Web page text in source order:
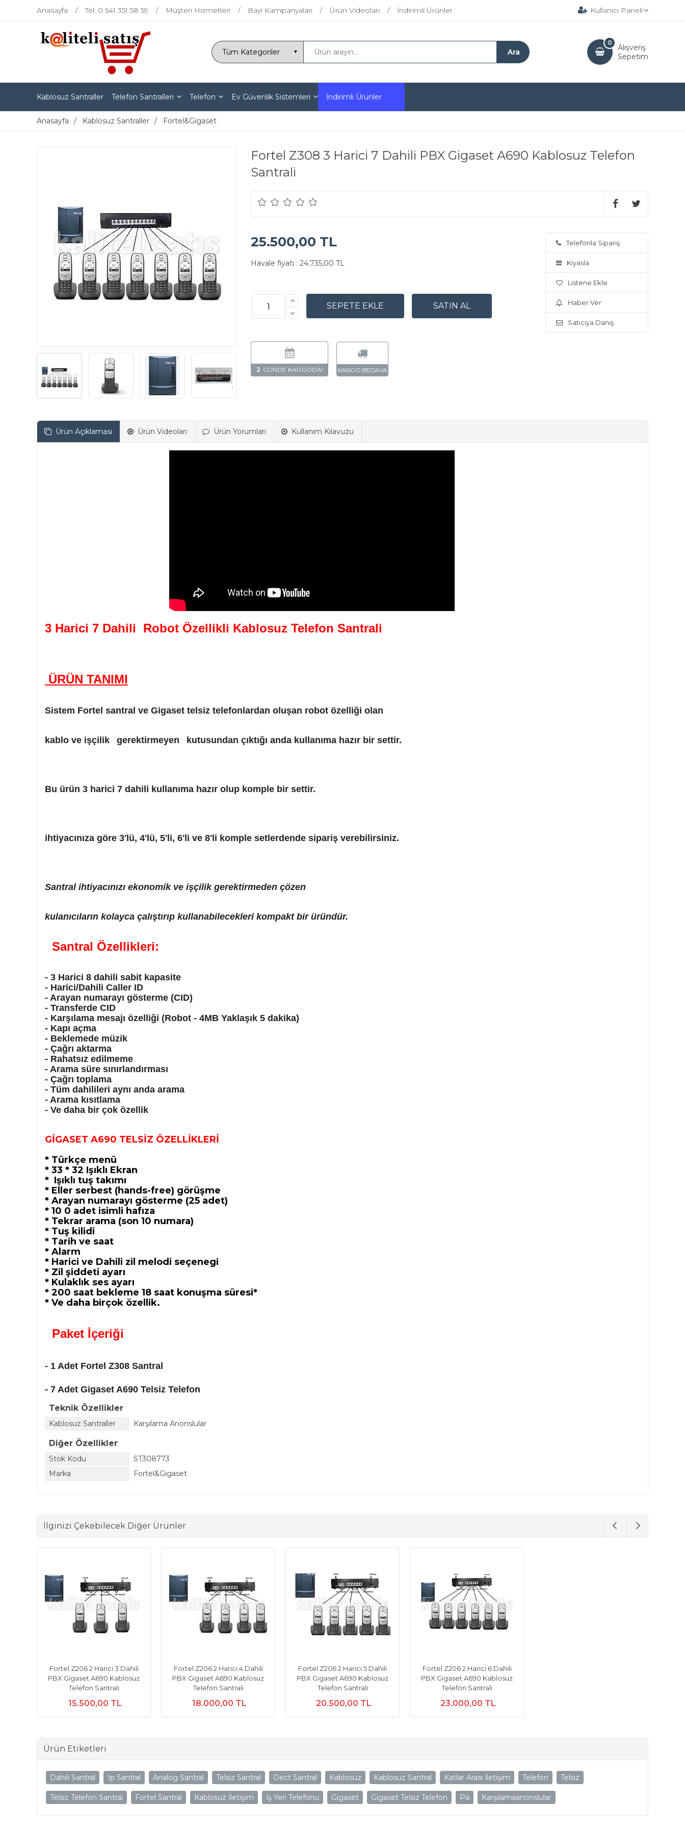
Anasayfa Tel: 0 541 351 58 59 Müşteri Hizmetleri Bayi Kampanyaları Ürün Videoları İndirimli Ürünler Kullanıcı Paneli
Alışveriş
Sepetim
0
Kablosuz Santraller Telefon Santralleri Telefon Ev Güvenlik Sistemleri İndirimli Ürünler
Anasayfa Kablosuz Santraller Fortel&Gigaset
Fortel Z308 3 Harici 7 Dahili PBX Gigaset A690 Kablosuz Telefon
Santrali
25.500,00 TL
Havale fiyatı : 24.735,00 TL
2
Telefonla Sipariş
Kıyasla
Listene Ekle
Haber Ver
Satıcıya Danış
Ürün Açıklaması Ürün Videoları Ürün Yorumları Kullanım Kılavuzu
3 Harici 7 Dahili Robot Özellikli Kablosuz Telefon Santrali
ÜRÜN TANIMI
Sistem Fortel santral ve Gigaset telsiz telefonlardan oluşan robot özelliği olan
kablo ve işçilik gerektirmeyen kutusundan çıktığı anda kullanıma hazır bir settir.
Bu ürün 3 harici 7 dahili kullanıma hazır olup komple bir settir.
ihtiyacınıza göre 3'lü, 4'lü, 5'li, 6'li ve 8'li komple setlerdende sipariş verebilirsiniz.
Santral ihtiyacınızı ekonomik ve işçilik gerektirmeden çözen
kulanıcıların kolayca çalıştırıp kullanabilecekleri kompakt bir üründür.
Santral Özellikleri:
- 3 Harici 8 dahili sabit kapasite
- Harici/Dahili Caller ID
- Arayan numarayı gösterme (CID)
- Transferde CID
- Karşılama mesajı özelliği (Robot - 4MB Yaklaşık 5 dakika)
- Kapı açma
- Beklemede müzik
- Çağrı aktarma
- Rahatsız edilmeme
- Arama süre sınırlandırması
- Çağrı toplama
- Tüm dahilileri aynı anda arama
- Arama kısıtlama
- Ve daha bir çok özellik
GİGASET A690 TELSİZ ÖZELLİKLERİ
* Türkçe menü
* 33 * 32 Işıklı Ekran
* Işıklı tuş takımı
* Eller serbest (hands-free) görüşme
* Arayan numarayı gösterme (25 adet)
* 10 0 adet isimli hafıza
* Tekrar arama (son 10 numara)
* Tuş kilidi
* Tarih ve saat
* Alarm
* Harici ve Dahili zil melodi seçenegi
* Zil şiddeti ayarı
* Kulaklık ses ayarı
* 200 saat bekleme 18 saat konuşma süresi*
* Ve daha birçok özellik.
Paket İçeriği
- 1 Adet Fortel Z308 Santral
- 7 Adet Gigaset A690 Telsiz Telefon
Teknik Özellikler
Kablosuz Santraller Karşılama Anonslular
Diğer Özellikler
Stok Kodu
ST308773
Marka
Fortel&Gigaset
İlginizi Çekebilecek Diğer Ürünler
Fortel Z206 2 Harici 3 Dahili
PBX Gigaset A690 Kablosuz
Telefon Santrali
15.500,00 TL
Fortel Z206 2 Harici 4 Dahili
PBX Gigaset A690 Kablosuz
Telefon Santrali
18.000,00 TL
Fortel Z206 2 Harici 5 Dahili
PBX Gigaset A690 Kablosuz
Telefon Santrali
20.500,00 TL
Fortel Z206 2 Harici 6 Dahili
PBX Gigaset A690 Kablosuz
Telefon Santrali
23.000,00 TL
Ürün Etiketleri
Dahili Santral Ip Santral Analog Santral Telsiz Santral Dect Santral Kablosuz Kablosuz Santral Katlar Arası İletişim Telefon Telsiz
Telsiz Telefon Santral Fortel Santral Kablosuz İletişim İş Yeri Telefonu Gigaset Gigaset Telsiz Telefon Pa Karşılamaanonslular